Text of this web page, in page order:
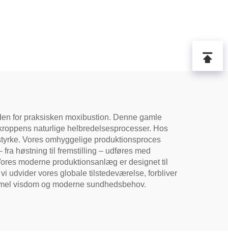
for praksisken moxibustion. Denne gamle
naturlige helbredelsesprocesser. Hos
Vores omhyggelige produktionsproces
høstning til fremstilling – udføres med
moderne produktionsanlæg er designet til
udvider vores globale tilstedeværelse, forbliver
visdom og moderne sundhedsbehov.